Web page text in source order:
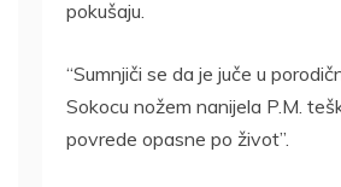
pokušaju.
“Sumnjiči se da je juče u
Sokocu nožem nanijela P.M.
povrede opasne po život”.